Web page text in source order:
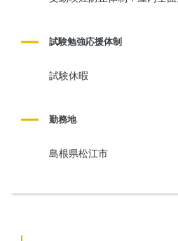
試験勉強応援体制
試験休暇
勤務地
島根県松江市